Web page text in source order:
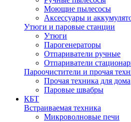
Моющие пылесосы
Аксессуары и
Утюги и паровые станции
Утюги
Парогенераторы
Отпариватели ручные
Отпариватели
Пароочистители и прочая
Прочая техника для дома
Паровые швабры
КБТ
Встраиваемая техника
Микроволновые печи